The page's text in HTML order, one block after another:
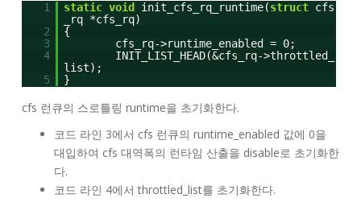
1 static void init_cfs_rq_runtime(struct cfs
_rq *cfs_rq)
2
{
3
cfs_rq->runtime_enabled = 0;
4
INIT_LIST_HEAD(&cfs_rq->throttled_
list);
5
}
cfs 런큐의 스로틀링 runtime을 초기화한다.
코드 라인 3에서 cfs 런큐의 runtime_enabled 값에 0을
대입하여 cfs 대역폭의 런타임 산출을 disable로 초기화한
다.
코드 라인 4에서 throttled_list를 초기화한다.